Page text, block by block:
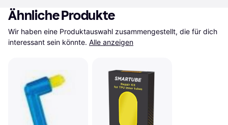
Ähnliche Produkte
Wir haben eine Produktauswahl zusammengestellt, die für dich
interessant sein könnte. Alle anzeigen